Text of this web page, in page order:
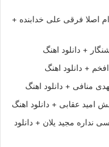
اصلا فرقی علی خدابنده +
+ دانلود اهنگ
+ دانلود اهنگ
منافی + دانلود اهنگ
عقابی + دانلود اهنگ
نداره مجید یلان + دانلود